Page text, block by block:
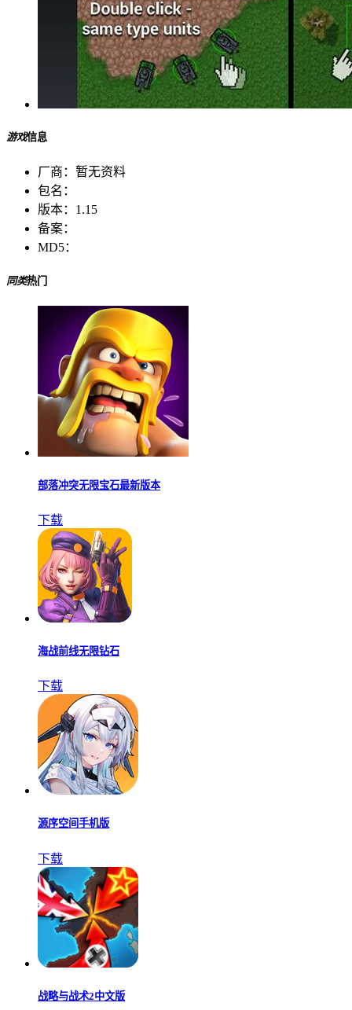
游戏信息
厂商： 暂无资料
包名：
版本： 1.15
备案：
MD5：
同类热门
部落冲突无限宝石最新版本
下载
海战前线无限钻石
下载
源序空间手机版
下载
战略与战术2中文版